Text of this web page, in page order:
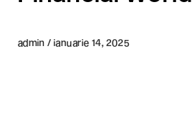
admin / ianuarie 14, 2025